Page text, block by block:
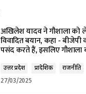
अखिलेश यादव ने गौशाला को
विवादित बयान, कहा - बीजेपी
पसंद करते हैं, इसलिए गौशाला
उत्तर प्रदेश प्रादेशिक
राजनीति
27/03/2025